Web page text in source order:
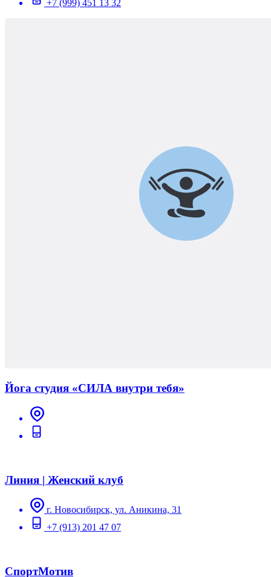
+7 (999) 451 13 32
Йога студия «СИЛА внутри тебя»
Линия | Женский клуб
г. Новосибирск, ул. Аникина, 31
+7 (913) 201 47 07
СпортМотив